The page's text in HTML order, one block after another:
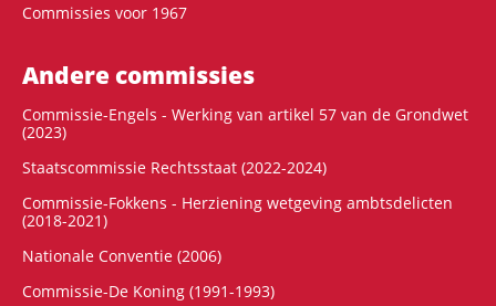
Commissies voor 1967
Andere commissies
Commissie-Engels - Werking van artikel 57 van de Grondwet
(2023)
Staatscommissie Rechtsstaat (2022-2024)
Commissie-Fokkens - Herziening wetgeving ambtsdelicten
(2018-2021)
Nationale Conventie (2006)
Commissie-De Koning (1991-1993)